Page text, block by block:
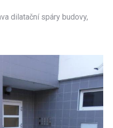
dilatační spáry budovy,